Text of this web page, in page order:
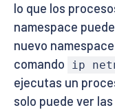
lo que los
namespace
nuevo
comando
ip
ejecutas un
solo puede ver